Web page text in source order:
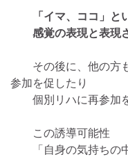
「イマ、ココ」
感覚の表現と表現さ
その後に、他の方も
参加を促したり
個別リハに再参加を
この誘導可能性
「自身の気持ちの